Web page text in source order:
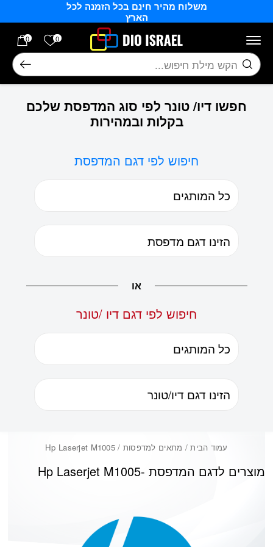
משלוח מהיר חינם בכל הזמנה לכל
הארץ
0 הרשימה
0
חיפוש
חפשו דיו/ טונר לפי סוג המדפסת שלכם
בקלות ובמהירות
חיפוש לפי דגם המדפסת
או
חיפוש לפי דגם דיו /טונר
עמוד הבית/ מתאים למדפסות / Hp Laserjet M1005
Hp Laserjet M1005מוצרים לדגם המדפסת -